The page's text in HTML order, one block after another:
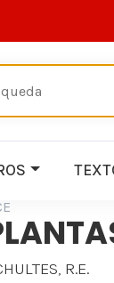
R.E.